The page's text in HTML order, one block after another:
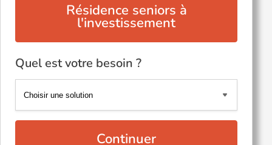
Résidence seniors à
l'investissement
Quel est votre besoin ?
Continuer